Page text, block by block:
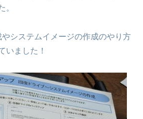
。
システムイメージの作成のやり方
いました！